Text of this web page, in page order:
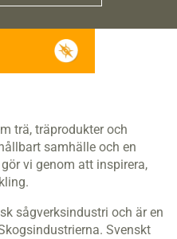
trä, träprodukter och
samhälle och en
vi genom att inspirera,
sågverksindustri och är en
Svenskt